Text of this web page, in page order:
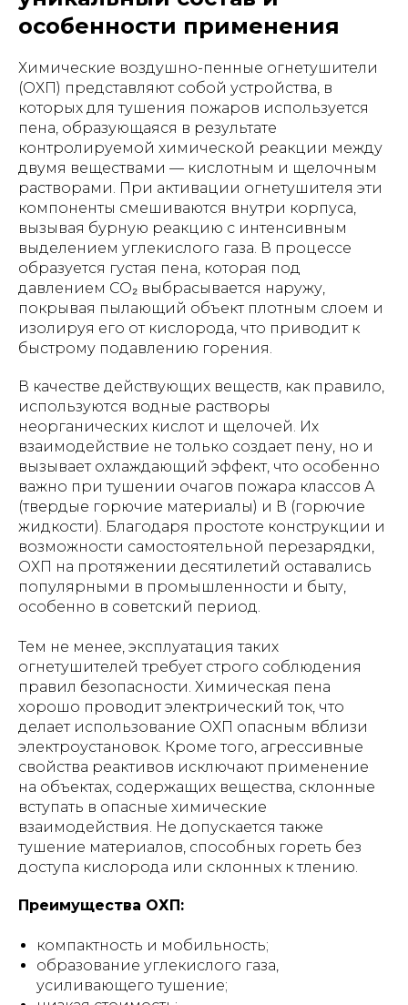
особенности применения
Химические воздушно-пенные огнетушители
(ОХП) представляют собой устройства, в
которых для тушения пожаров используется
пена, образующаяся в результате
контролируемой химической реакции между
двумя веществами — кислотным и щелочным
растворами. При активации огнетушителя эти
компоненты смешиваются внутри корпуса,
вызывая бурную реакцию с интенсивным
выделением углекислого газа. В процессе
образуется густая пена, которая под
давлением СО₂ выбрасывается наружу,
покрывая пылающий объект плотным слоем и
изолируя его от кислорода, что приводит к
быстрому подавлению горения.
В качестве действующих веществ, как правило,
используются водные растворы
неорганических кислот и щелочей. Их
взаимодействие не только создает пену, но и
вызывает охлаждающий эффект, что особенно
важно при тушении очагов пожара классов А
(твердые горючие материалы) и В (горючие
жидкости). Благодаря простоте конструкции и
возможности самостоятельной перезарядки,
ОХП на протяжении десятилетий оставались
популярными в промышленности и быту,
особенно в советский период.
Тем не менее, эксплуатация таких
огнетушителей требует строго соблюдения
правил безопасности. Химическая пена
хорошо проводит электрический ток, что
делает использование ОХП опасным вблизи
электроустановок. Кроме того, агрессивные
свойства реактивов исключают применение
на объектах, содержащих вещества, склонные
вступать в опасные химические
взаимодействия. Не допускается также
тушение материалов, способных гореть без
доступа кислорода или склонных к тлению.
Преимущества ОХП:
компактность и мобильность;
образование углекислого газа,
усиливающего тушение;